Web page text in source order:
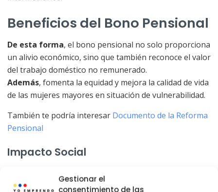
Gestionar el
consentimiento de las
Beneficios del Bono Pensional
De esta forma, el bono pensional no solo proporciona
un alivio económico, sino que también reconoce el valor
del trabajo doméstico no remunerado.
Además, fomenta la equidad y mejora la calidad de vida
de las mujeres mayores en situación de vulnerabilidad.
También te podría interesar Documento de la Reforma
Pensional
Impacto Social